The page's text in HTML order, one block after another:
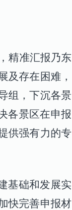
精准汇报乃东
及存在困难，
组，下沉各景
各景区在申报
供强有力的专
基础和发展实
快完善申报材